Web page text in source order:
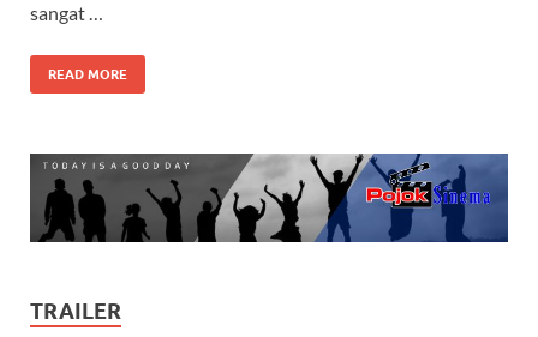
sangat …
READ MORE
TRAILER